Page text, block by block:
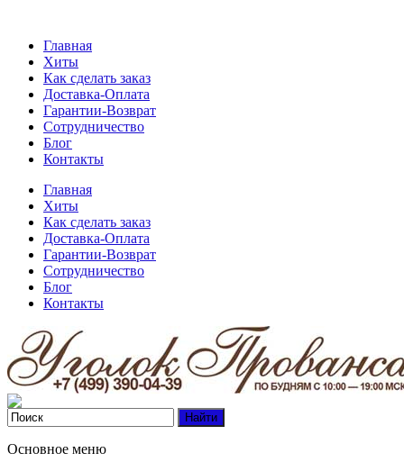
Главная
Хиты
Как сделать заказ
Доставка-Оплата
Гарантии-Возврат
Сотрудничество
Блог
Контакты
Главная
Хиты
Как сделать заказ
Доставка-Оплата
Гарантии-Возврат
Сотрудничество
Блог
Контакты
Основное меню